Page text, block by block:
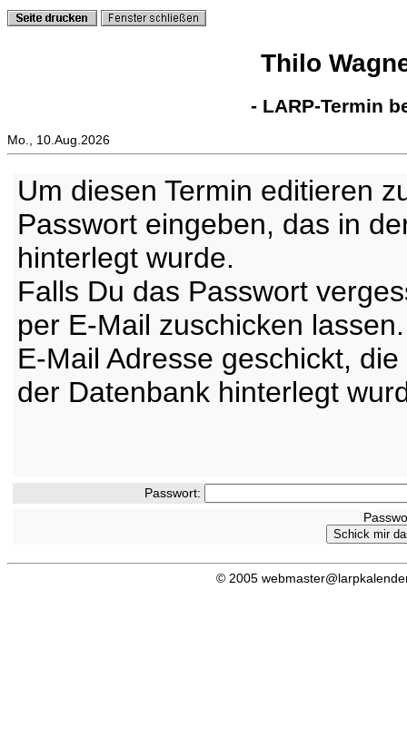
Thilo
- LARP-Termin
Mo., 10.Aug.2026
Um diesen Termin editieren
Passwort eingeben, das in
hinterlegt wurde.
Falls Du das Passwort
per E-Mail zuschicken
E-Mail Adresse geschickt,
der Datenbank hinterlegt
Passwort:
© 2005